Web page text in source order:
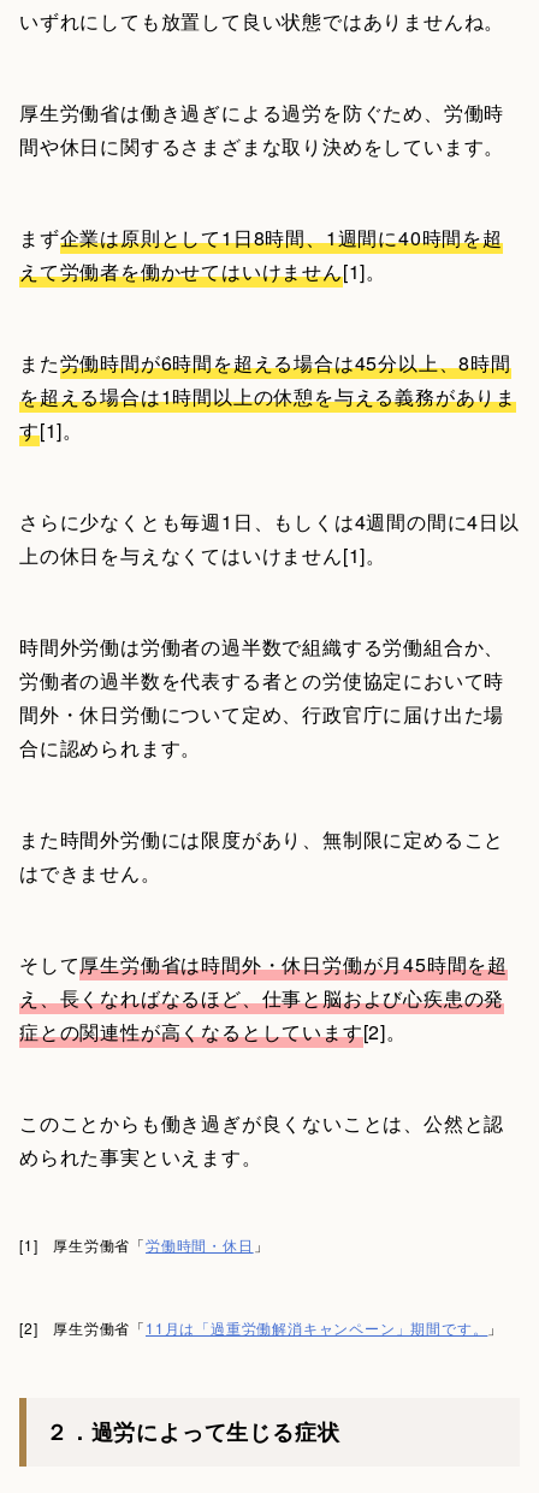
いずれにしても放置して良い状態ではありませんね。
厚生労働省は働き過ぎによる過労を防ぐため、労働時
間や休日に関するさまざまな取り決めをしています。
まず企業は原則として1日8時間、1週間に40時間を超
えて労働者を働かせてはいけません[1]。
また労働時間が6時間を超える場合は45分以上、8時間
を超える場合は1時間以上の休憩を与える義務がありま
す[1]。
さらに少なくとも毎週1日、もしくは4週間の間に4日以
上の休日を与えなくてはいけません[1]。
時間外労働は労働者の過半数で組織する労働組合か、
労働者の過半数を代表する者との労使協定において時
間外・休日労働について定め、行政官庁に届け出た場
合に認められます。
また時間外労働には限度があり、無制限に定めること
はできません。
そして厚生労働省は時間外・休日労働が月45時間を超
え、長くなればなるほど、仕事と脳および心疾患の発
症との関連性が高くなるとしています[2]。
このことからも働き過ぎが良くないことは、公然と認
められた事実といえます。
[1] 厚生労働省「労働時間・休日 」
[2] 厚生労働省「11月は「過重労働解消キャンペーン」期間です。 」
２．過労によって生じる症状